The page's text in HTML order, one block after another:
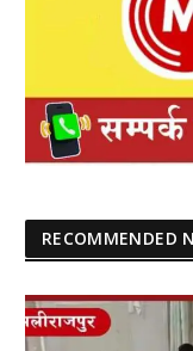
RECOMMENDED